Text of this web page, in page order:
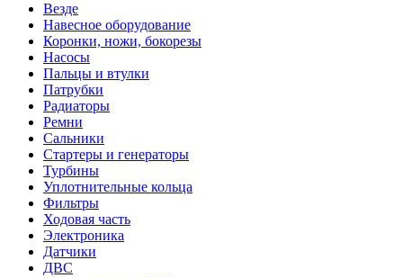
Везде
Навесное оборудование
Коронки, ножи, бокорезы
Насосы
Пальцы и втулки
Патрубки
Радиаторы
Ремни
Сальники
Стартеры и генераторы
Турбины
Уплотнительные кольца
Фильтры
Ходовая часть
Электроника
Датчики
ДВС